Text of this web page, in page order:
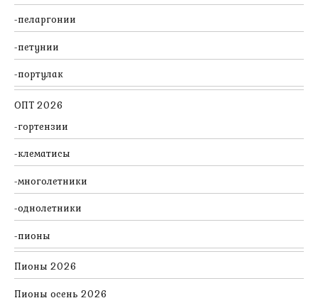
пеларгонии
петунии
портулак
ОПТ 2026
гортензии
клематисы
многолетники
однолетники
пионы
Пионы 2026
Пионы осень 2026